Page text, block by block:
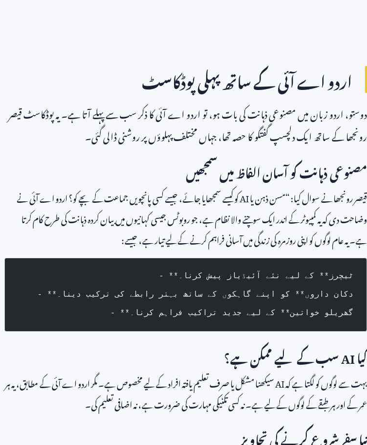
اردو اے آئی کے ساتھ پہلی پوڈکاسٹ
دوستو، اردو زبان میں مصنوعی ذہانت کی بات ہو، تو اردو اے آئی کا ذکر سب سے پہلے آتا ہے۔ یہ پوڈکاسٹ قیصر
رونجھا کے ساتھ ایک دلچسپ گفتگو کا حصہ تھا، جہاں مختلف پہلوؤں پر روشنی ڈالی گئی۔
مصنوعی ذہانت کو آسان الفاظ میں سمجھیں
قیصر رونجھا نے سوال کیا: “مسن ذہن یاAIکو کیسے سمجھایا جائے، جیسے کسی پانچویں جماعت کے بچے کو؟ اردو اے آئی نے
وضاحت دی کہ یہ کمپیوٹر کے اندر ایک سوچنے والا نظام ہے، جو روبوٹس جیسی کہانیوں میں بیان کردہ ذہانت کی طرح کام کرتا
ہے۔ یہ عام لوگوں کو اپنی روزمرہ کی زندگی میں آسانی فراہم کرنے کے لیے تیار ہے، جیسے:
- **ٹیچرز** کے لیے نئے آئیڈیاز پیش کرنا۔
- **دکان داروں** کو اپنے گاہکوں کے ساتھ بہتر رابطے کی ترکیب دینا۔
- **گھریلو خواتین** کے لیے جدید تراکیب فراہم کرنا۔
کیاAIسب کے لیے ممکن ہے؟
بہت سے لوگوں کو لگتا ہے کہAIسیکھنا مشکل یا صرف تعلیم یافتہ افراد کے لیے مخصوص ہے۔ مگر اردو اے آئی کے مطابق، یہ ہر
عمر کے اور ہر طبقے کے لوگوں کے لیے ہے۔ نہ کسی تکنیکی مہارت کی ضرورت ہے، نہ اضافی تعلیم کی۔
نیا سفر شروع کرنے کی تجاویز